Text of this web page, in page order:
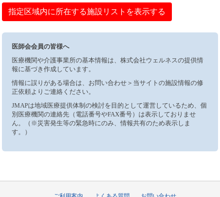
指定区域内に所在する施設リストを表示する
医師会会員の皆様へ
医療機関や介護事業所の基本情報は、株式会社ウェルネスの提供情
報に基づき作成しています。
情報に誤りがある場合は、お問い合わせ＞当サイトの施設情報の修
正依頼よりご連絡ください。
JMAPは地域医療提供体制の検討を目的として運営しているため、個
別医療機関の連絡先（電話番号やFAX番号）は表示しておりませ
ん。（※災害発生等の緊急時にのみ、情報共有のため表示しま
す。）